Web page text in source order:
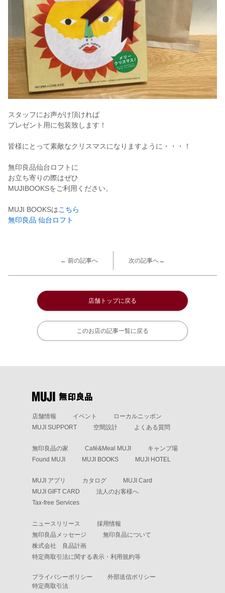
スタッフにお声がけ頂ければ
プレゼント用に包装致します！
皆様にとって素敵なクリスマスになりますように・・・！
無印良品仙台ロフトに
お立ち寄りの際はぜひ
MUJIBOOKSをご利用ください。
MUJI BOOKSはこちら
無印良品 仙台ロフト
← 前の記事へ 次の記事へ→
店舗トップに戻る
このお店の記事一覧に戻る
店舗情報 イベント
ローカルニッポン
MUJI SUPPORT
空間設計 よくある質問
無印良品の家 Café&Meal MUJI
キャンプ場
Found MUJI
MUJI BOOKS MUJI HOTEL
MUJI アプリ カタログ
MUJI Card
MUJI GIFT CARD
法人のお客様へ
Tax-free Services
ニュースリリース
採用情報
無印良品メッセージ
無印良品について
株式会社 良品計画
特定商取引法に関する表示・利用規約等
プライバシーポリシー
外部送信ポリシー
特定商取引法